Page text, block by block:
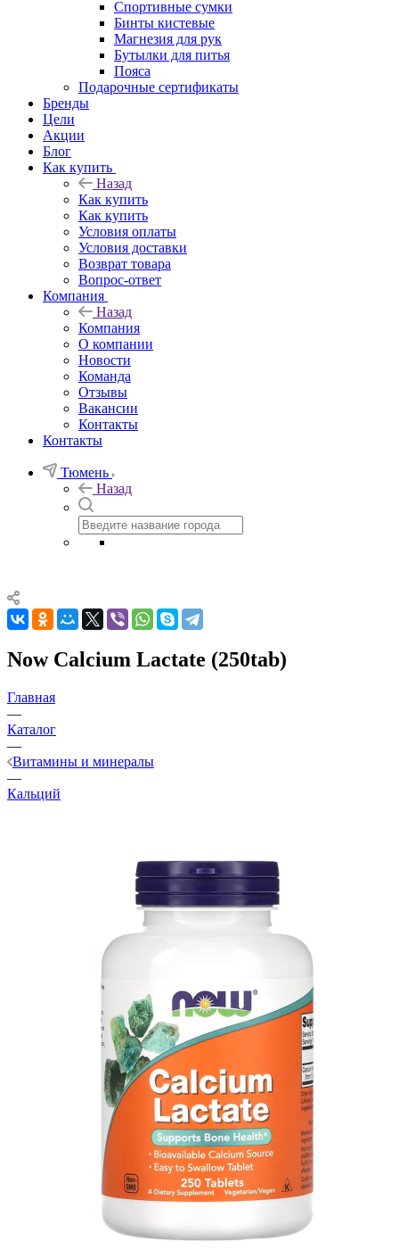
Спортивные сумки
Бинты кистевые
Магнезия для рук
Бутылки для питья
Пояса
Подарочные сертификаты
Бренды
Цели
Акции
Блог
Как купить
Назад
Как купить
Как купить
Условия оплаты
Условия доставки
Возврат товара
Вопрос-ответ
Компания
Назад
Компания
О компании
Новости
Команда
Отзывы
Вакансии
Контакты
Контакты
Тюмень
Назад
Now Calcium Lactate (250tab)
Главная
—
Каталог
—
Витамины и минералы
—
Кальций